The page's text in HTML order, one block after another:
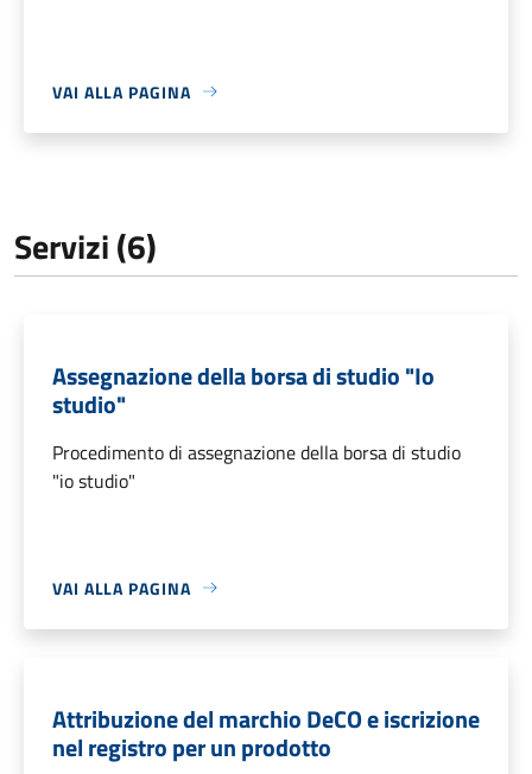
VAI ALLA PAGINA
Servizi (6)
Assegnazione della borsa di studio "Io
studio"
Procedimento di assegnazione della borsa di studio
"io studio"
VAI ALLA PAGINA
Attribuzione del marchio DeCO e iscrizione
nel registro per un prodotto